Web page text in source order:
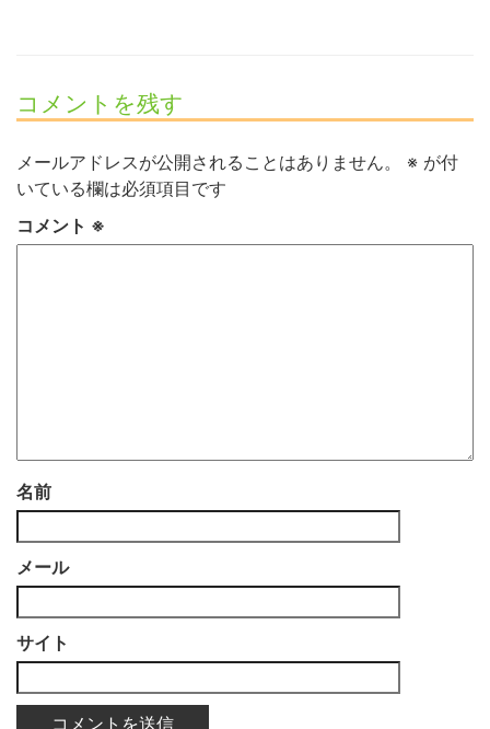
コメントを残す
メールアドレスが公開されることはありません。 ※ が付
いている欄は必須項目です
コメント ※
名前
メール
サイト